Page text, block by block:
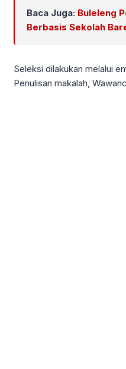
Baca Juga: Buleleng
Berbasis Sekolah
Seleksi dilakukan melalui
Penulisan makalah,